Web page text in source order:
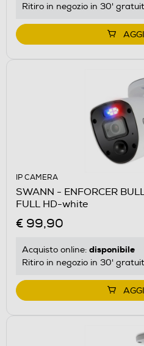
Ritiro in negozio in 30'
IP CAMERA
SWANN - ENFORCER
FULL HD-white
€ 99,90
Acquisto online: disponibile
Ritiro in negozio in 30'